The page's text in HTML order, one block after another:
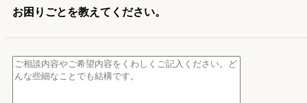
お困りごとを教えてください。